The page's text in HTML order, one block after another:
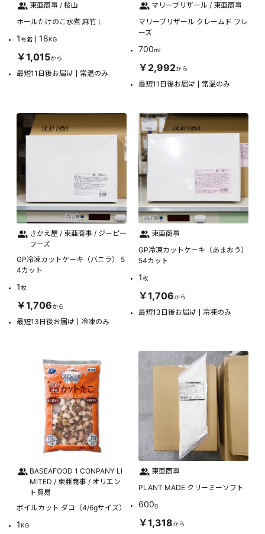
東亜商事 / 桜山
ホールたけのこ水煮 麻竹 L
1号缶 18KG
￥1,015から
最短11日後お届け 常温のみ
マリーブリザール / 東亜商事
マリーブリザール クレームド フレ
ーズ
700ml
￥2,992から
最短11日後お届け 常温のみ
さかえ屋 / 東亜商事 / ジーピー
フーズ
GP冷凍カットケーキ（バニラ） 5
4カット
1枚
￥1,706から
最短13日後お届け 冷凍のみ
東亜商事
GP冷凍カットケーキ（あまおう）
54カット
1枚
￥1,706から
最短13日後お届け 冷凍のみ
BASEAFOOD 1 CONPANY LI
MITED / 東亜商事 / オリエン
ト貿易
ボイルカット ダコ（4/6gサイズ）
1KG
東亜商事
PLANT MADE クリーミーソフト
600g
￥1,318から